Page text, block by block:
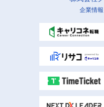
企業情報